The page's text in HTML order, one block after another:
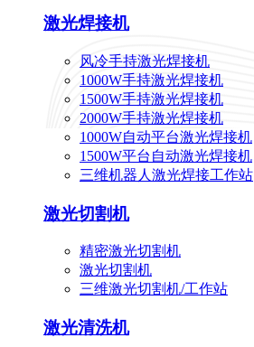
激光焊接机
风冷手持激光焊接机
1000W手持激光焊接机
1500W手持激光焊接机
2000W手持激光焊接机
1000W自动平台激光焊接机
1500W平台自动激光焊接机
三维机器人激光焊接工作站
激光切割机
精密激光切割机
激光切割机
三维激光切割机/工作站
激光清洗机